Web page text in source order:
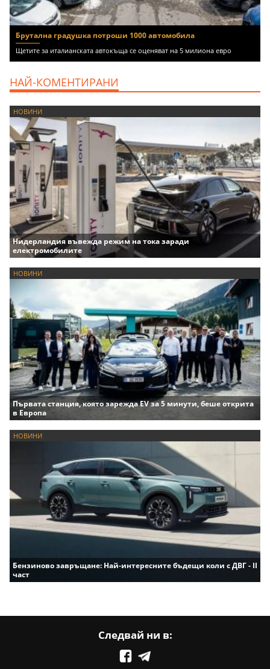
Брутална градушка потроши 1000 автомобила
Щетите за италианската автокъща се оценяват на 5 милиона евро
НАЙ-КОМЕНТИРАНИ
НОВИНИ
Нидерландия въвежда режим на тока заради
електромобилите
НОВИНИ
Първата станция, която зарежда EV за 5 минути, беше открита
в Европа
НОВИНИ
Бензиново завръщане: Най-интересните бъдещи коли с ДВГ - II
част
Следвай ни в: